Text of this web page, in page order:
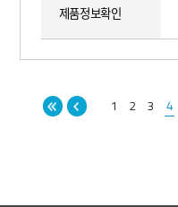
제품정보확인
1 2 3 4